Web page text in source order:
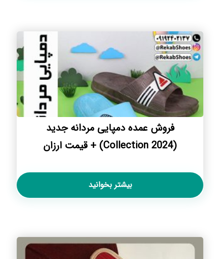
فروش عمده دمپایی مردانه جدید
(Collection 2024) + قیمت ارزان
بیشتر بخوانید